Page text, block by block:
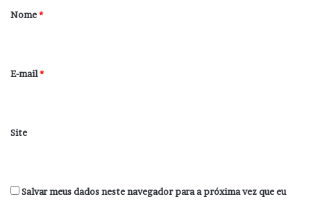
r
*
Nome*
E-mail*
Site
Salvar meus dados neste navegador para a próxima vez que eu